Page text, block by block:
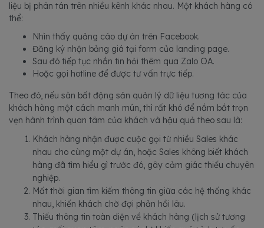
liệu bị phân tán trên nhiều kênh khác nhau. Một khách hàng có
thể:
Nhìn thấy quảng cáo dự án trên Facebook.
Đăng ký nhận bảng giá tại form của landing page.
Sau đó tiếp tục nhắn tin hỏi thêm qua Zalo OA.
Hoặc gọi hotline để được tư vấn trực tiếp.
Theo đó, nếu sàn bất động sản quản lý dữ liệu tương tác của
khách hàng một cách manh mún, thì rất khó để nắm bắt trọn
vẹn hành trình quan tâm của khách và hậu quả theo sau là:
Khách hàng nhận được cuộc gọi từ nhiều Sales khác
nhau cho cùng một dự án, hoặc Sales không biết khách
hàng đã tìm hiểu gì trước đó, gây cảm giác thiếu chuyên
nghiệp.
Mất thời gian tìm kiếm thông tin giữa các hệ thống khác
nhau, khiến khách chờ đợi phản hồi lâu.
Thiếu thông tin toàn diện về khách hàng (lịch sử tương